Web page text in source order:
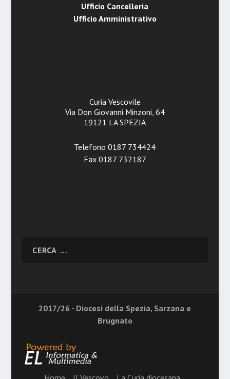
Ufficio Cancelleria
Ufficio Amministrativo
Curia Vescovile
Via Don Giovanni Minzoni, 64
19121 LA SPEZIA
Telefono 0187 734424
Fax 0187 732187
2017/26 - Diocesi della Spezia, Sarzana e
Brugnato